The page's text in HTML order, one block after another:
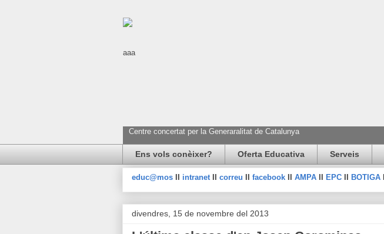
Centre concertat per la Generaralitat de Catalunya
aaa
Ens vols conèixer? Oferta Educativa Serveis
educ@mos intranet correu facebook AMPA EPC BOTIGA
divendres, 15 de novembre del 2013